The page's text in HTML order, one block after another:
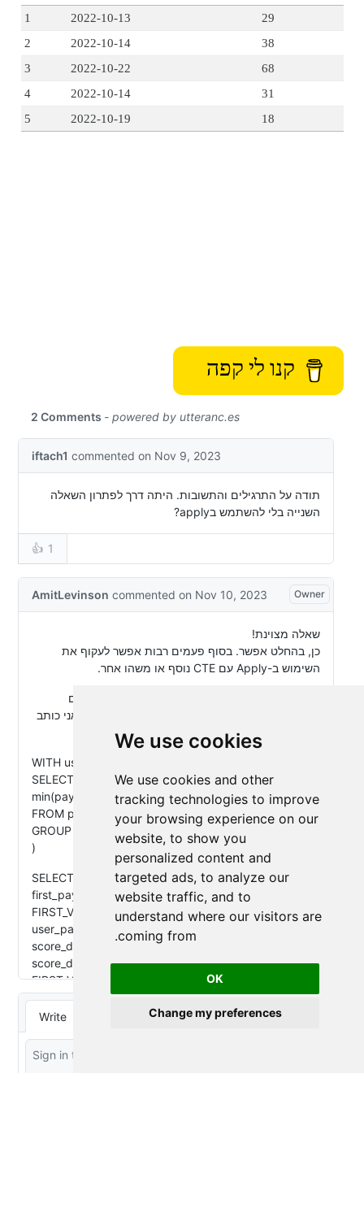
We use cookies
We use cookies and other
tracking technologies to improve
your browsing experience on our
website, to show you
personalized content and
targeted ads, to analyze our
website traffic, and to
understand where our visitors are
coming from.
OK
Change my preferences
1
2022-10-13
29
2
2022-10-14
38
3
2022-10-22
68
4
2022-10-14
31
5
2022-10-19 18
קנו לי קפה